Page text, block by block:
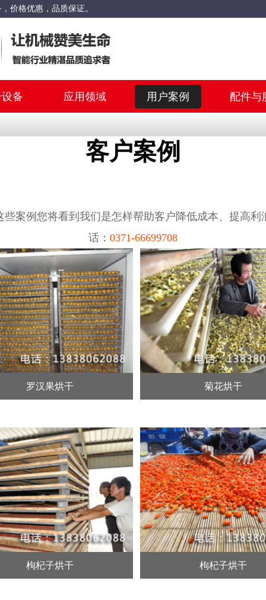
价格优惠，品质保证。
备 应用领域 用户案例 配件与
客户案例
案例您将看到我们是怎样帮助客户降低成本、提高
话： 0371-66699708
罗汉果烘干 菊花烘干
枸杞子烘干 枸杞子烘干